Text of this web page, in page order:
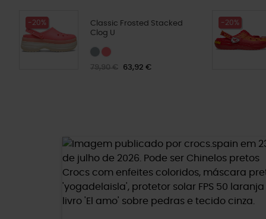
-20%
Classic Frosted Stacked
Clog U
79,90 € 63,92 €
-20%